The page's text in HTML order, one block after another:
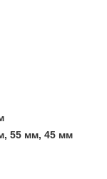
55 мм, 45 мм